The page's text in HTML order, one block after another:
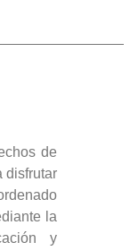
de
disfrutar
la
y